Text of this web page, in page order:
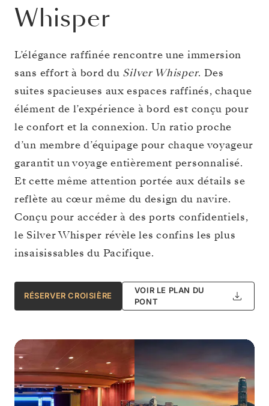
Whisper
L’élégance raffinée rencontre une immersion
sans effort à bord du Silver Whisper. Des
suites spacieuses aux espaces raffinés, chaque
élément de l’expérience à bord est conçu pour
le confort et la connexion. Un ratio proche
d’un membre d’équipage pour chaque voyageur
garantit un voyage entièrement personnalisé.
Et cette même attention portée aux détails se
reflète au cœur même du design du navire.
Conçu pour accéder à des ports confidentiels,
le Silver Whisper révèle les confins les plus
insaisissables du Pacifique.
RÉSERVER CROISIÈRE
VOIR LE PLAN DU
PONT